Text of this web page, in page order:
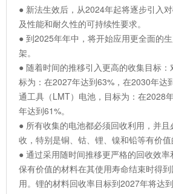
● 新法生效后，从2024年起将逐步引入
及性能和耐久性的可持续性要求。
● 到2025年年中，将开始应用更全面的
架。
● 随着时间的推移引入更高的收集目标
标为：在2027年达到63%，在2030年达
通工具（LMT）电池，目标为：在2028
年达到61%。
● 所有收集的电池都必须回收利用，并
收，特别是铜、钴、锂、镍和铅等有价值
● 通过采用随时间推移更严格的回收效
保有价值的材料在其使用寿命结束时得
用。锂的材料回收率目标到2027年将达